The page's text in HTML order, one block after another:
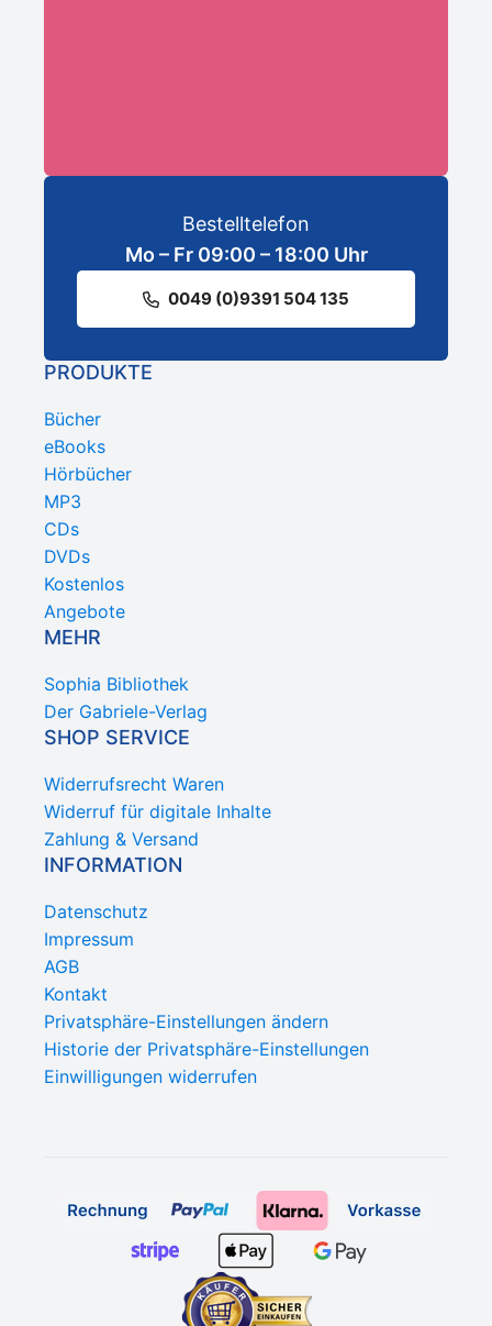
Bestelltelefon
Mo – Fr 09:00 – 18:00 Uhr
0049 (0)9391 504 135
PRODUKTE
Bücher
eBooks
Hörbücher
MP3
CDs
DVDs
Kostenlos
Angebote
MEHR
Sophia Bibliothek
Der Gabriele-Verlag
SHOP SERVICE
Widerrufsrecht Waren
Widerruf für digitale Inhalte
Zahlung & Versand
INFORMATION
Datenschutz
Impressum
AGB
Kontakt
Privatsphäre-Einstellungen ändern
Historie der Privatsphäre-Einstellungen
Einwilligungen widerrufen